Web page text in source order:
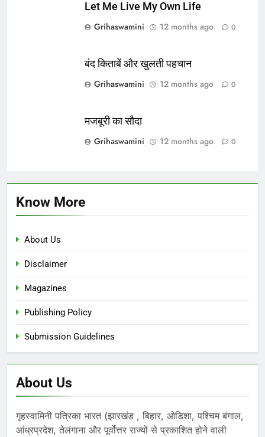
Let Me Live My Own Life
Grihaswamini
12 months ago 0
बंद किताबें और खुलती पहचान
Grihaswamini
12 months ago 0
मजबूरी का सौदा
Grihaswamini
12 months ago 0
Know More
About Us
Disclaimer
Magazines
Publishing Policy
Submission Guidelines
About Us
गृहस्वामिनी पत्रिका भारत (झारखंड , बिहार, ओडिशा, पश्चिम बंगाल,
आंध्रप्रदेश, तेलंगाना और पूर्वोत्तर राज्यों से प्रकाशित होने वाली